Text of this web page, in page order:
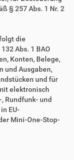
§ 257 Abs. 1 Nr. 2
die
Abs. 1 BAO
Konten, Belege,
und Ausgaben,
und für
elektronisch
Rundfunk- und
EU-
Mini-One-Stop-